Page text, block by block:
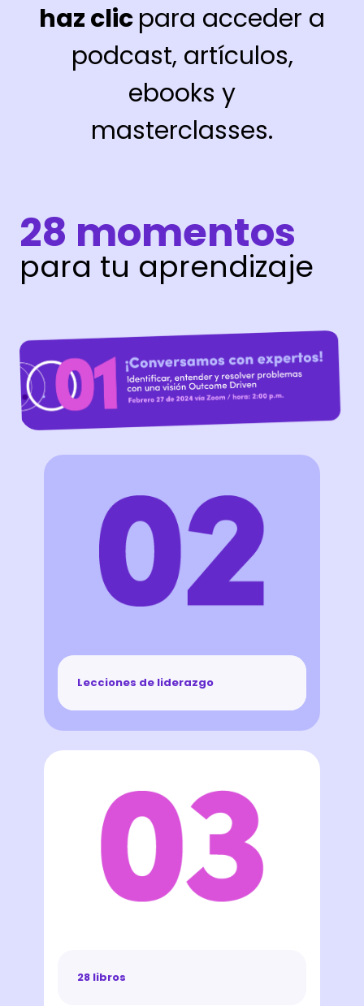
haz clicpara acceder a
podcast, artículos,
ebooks y
masterclasses.
28 momentos
para tu aprendizaje
Lecciones de liderazgo
28 libros